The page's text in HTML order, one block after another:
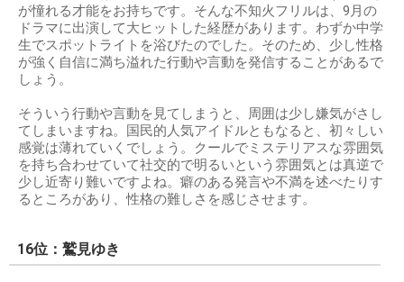
が憧れる才能をお持ちです。そんな不知火フリルは、9月の
ドラマに出演して大ヒットした経歴があります。わずか中学
生でスポットライトを浴びたのでした。そのため、少し性格
が強く自信に満ち溢れた行動や言動を発信することがあるで
しょう。
そういう行動や言動を見てしまうと、周囲は少し嫌気がさし
てしまいますね。国民的人気アイドルともなると、初々しい
感覚は薄れていくでしょう。クールでミステリアスな雰囲気
を持ち合わせていて社交的で明るいという雰囲気とは真逆で
少し近寄り難いですよね。癖のある発言や不満を述べたりす
るところがあり、性格の難しさを感じさせます。
16位：鷲見ゆき